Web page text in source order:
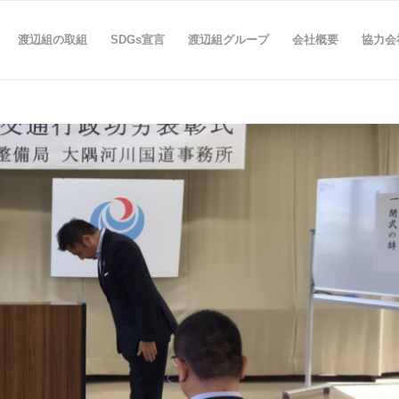
渡辺組の取組 SDGs宣言 渡辺組グループ 会社概要 協力会